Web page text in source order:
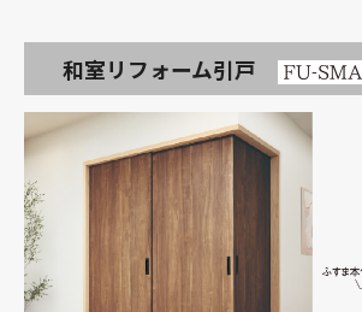
和室リフォーム引戸